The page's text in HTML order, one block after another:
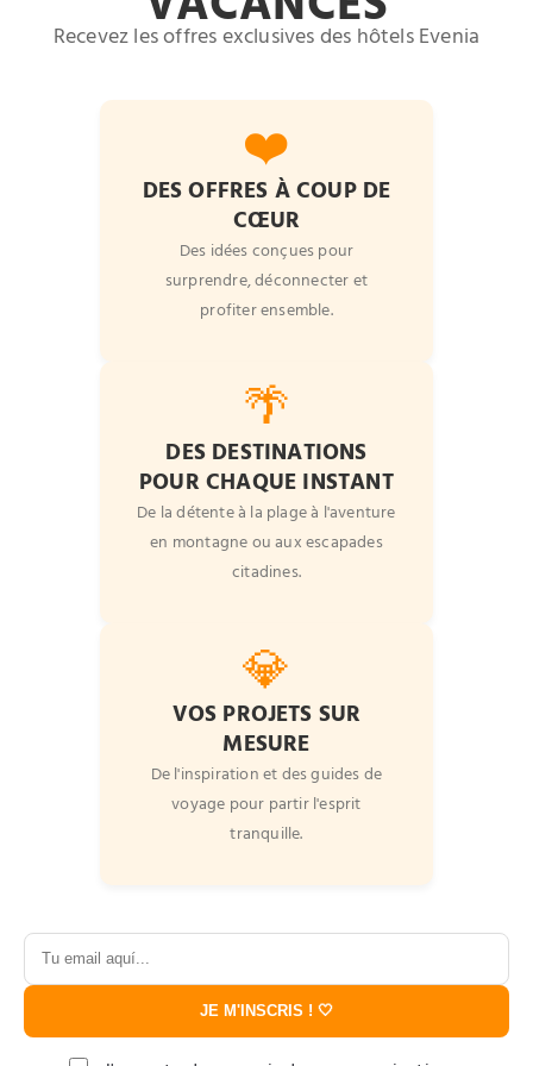
Recevez les offres exclusives des hôtels Evenia
❤️
DES OFFRES À COUP DE
CŒUR
Des idées conçues pour
surprendre, déconnecter et
profiter ensemble.
🌴
DES DESTINATIONS
POUR CHAQUE INSTANT
De la détente à la plage à l'aventure
en montagne ou aux escapades
citadines.
💎
VOS PROJETS SUR
MESURE
De l'inspiration et des guides de
voyage pour partir l'esprit
tranquille.
JE M'INSCRIS ! 🤍